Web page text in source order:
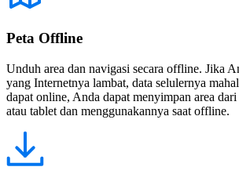
Peta Offline
Unduh area dan navigasi secara offline. Jika
yang Internetnya lambat, data selulernya
dapat online, Anda dapat menyimpan area
atau tablet dan menggunakannya saat offline.